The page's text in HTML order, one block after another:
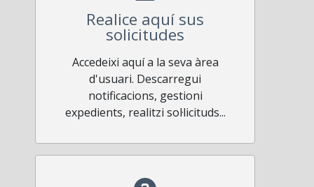
Realice aquí sus
solicitudes
Accedeixi aquí a la seva àrea
d'usuari. Descarregui
notificacions, gestioni
expedients, realitzi sol·licituds...